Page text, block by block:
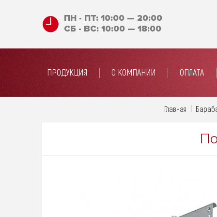
ПН - ПТ: 10:00 — 20:00
СБ - ВС: 10:00 — 18:00
ПРОДУКЦИЯ О КОМПАНИИ ОПЛАТА
Главная